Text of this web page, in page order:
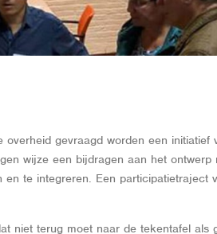
gevraagd worden een
wijze een bijdragen aan het
te integreren. Een
niet terug moet naar de tekentafel